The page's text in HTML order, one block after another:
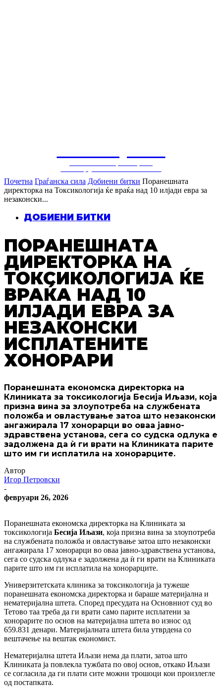
Почетна Граѓанска сила Добиени битки Поранешната
директорка на Токсикологија ќе враќа над 10 илјади евра за
незаконски...
ДОБИЕНИ БИТКИ
ПОРАНЕШНАТА
ДИРЕКТОРКА НА
ТОКСИКОЛОГИЈА ЌЕ
ВРАЌА НАД 10
ИЛЈАДИ ЕВРА ЗА
НЕЗАКОНСКИ
ИСПЛАТЕНИТЕ
ХОНОРАРИ
Поранешната економска директорка на
Клиниката за токсикологија Бесија Иљази, која
призна вина за злоупотреба на службената
положба и овластување затоа што незаконски
ангажирала 17 хонорарци во оваа јавно-
здравствена установа, сега со судска одлука е
задолжена да ѝ ги врати на Клиниката парите
што им ги исплатила на хонорарците.
Автор
Игор Петровски
-
февруари 26, 2026
Поранешната економска директорка на Клиниката за
токсикологија Бесија Иљази, која призна вина за злоупотреба
на службената положба и овластување затоа што незаконски
ангажирала 17 хонорарци во оваа јавно-здравствена установа,
сега со судска одлука е задолжена да ѝ ги врати на Клиниката
парите што им ги исплатила на хонорарците.
Универзитетската клиника за токсикологија ја тужеше
поранешната економска директорка и бараше материјална и
нематеријална штета. Според пресудата на Основниот суд во
Тетово таа треба да ги врати само парите исплатени за
хонорарите по основ на материјална штета во износ од
659.831 денари. Материјалната штета била утврдена со
вештачење на вештак економист.
Нематеријална штета Иљази нема да плати, затоа што
Клиниката ја повлекла тужбата по овој основ, откако Иљази
се согласила да ги плати сите можни трошоци кои произлегле
од постапката.